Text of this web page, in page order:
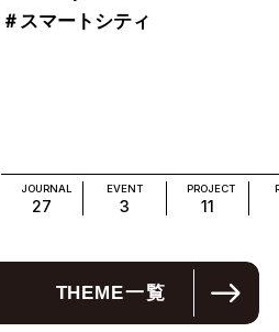
＃スマートシティ
JOURNAL
27
EVENT
3
PROJECT
11
THEME一覧